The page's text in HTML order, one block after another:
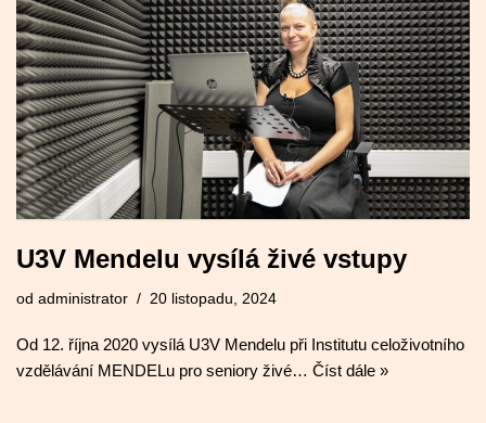
U3V Mendelu vysílá živé vstupy
od administrator 20 listopadu, 2024
Od 12. října 2020 vysílá U3V Mendelu při Institutu celoživotního
vzdělávání MENDELu pro seniory živé… Číst dále »